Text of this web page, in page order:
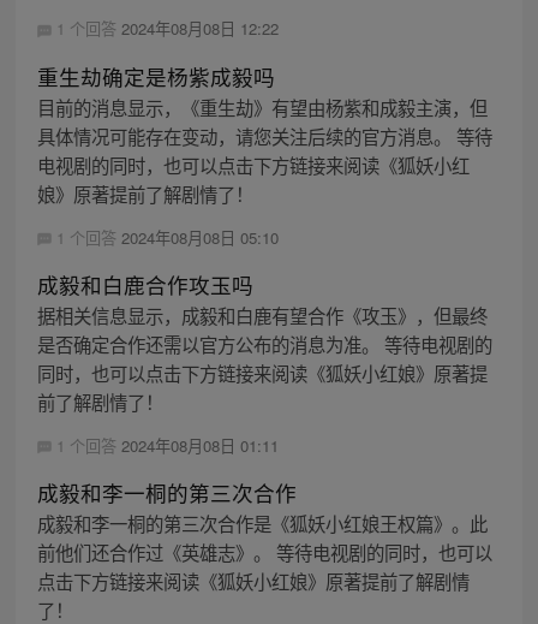
1 个回答 2024年08月08日 12:22
重生劫确定是杨紫成毅吗
目前的消息显示，《重生劫》有望由杨紫和成毅主演，但
具体情况可能存在变动，请您关注后续的官方消息。 等待
电视剧的同时，也可以点击下方链接来阅读《狐妖小红
娘》原著提前了解剧情了！
1 个回答 2024年08月08日 05:10
成毅和白鹿合作攻玉吗
据相关信息显示，成毅和白鹿有望合作《攻玉》，但最终
是否确定合作还需以官方公布的消息为准。 等待电视剧的
同时，也可以点击下方链接来阅读《狐妖小红娘》原著提
前了解剧情了！
1 个回答 2024年08月08日 01:11
成毅和李一桐的第三次合作
成毅和李一桐的第三次合作是《狐妖小红娘王权篇》。此
前他们还合作过《英雄志》。 等待电视剧的同时，也可以
点击下方链接来阅读《狐妖小红娘》原著提前了解剧情
了！